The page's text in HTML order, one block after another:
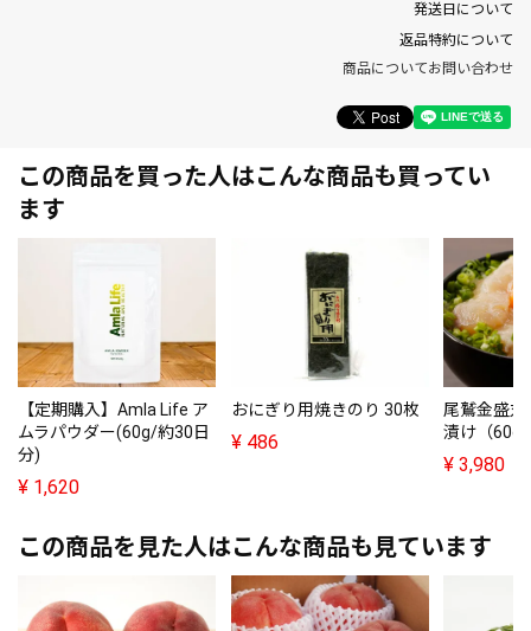
発送日について
返品特約について
商品についてお問い合わせ
この商品を買った人はこんな商品も買ってい
ます
【定期購入】Amla Life ア
ムラパウダー(60g/約30日
分)
¥ 1,620
おにぎり用焼きのり 30枚
¥ 486
尾鷲金盛
漬け（60g
¥ 3,980
この商品を見た人はこんな商品も見ています